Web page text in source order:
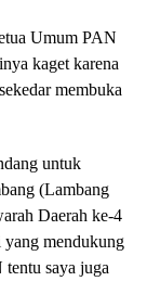
Umum PAN
kaget karena
membuka
untuk
(Lambang
Daerah ke-4
yang mendukung
tentu saya juga